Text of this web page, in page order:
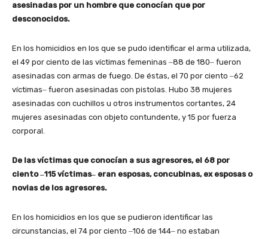
asesinadas por un hombre que conocían que por
desconocidos.
En los homicidios en los que se pudo identificar el arma utilizada,
el 49 por ciento de las víctimas femeninas ‒88 de 180‒ fueron
asesinadas con armas de fuego. De éstas, el 70 por ciento ‒62
víctimas‒ fueron asesinadas con pistolas. Hubo 38 mujeres
asesinadas con cuchillos u otros instrumentos cortantes, 24
mujeres asesinadas con objeto contundente, y 15 por fuerza
corporal.
De las víctimas que conocían a sus agresores, el 68 por
ciento ‒115 víctimas‒ eran esposas, concubinas, ex esposas o
novias de los agresores.
En los homicidios en los que se pudieron identificar las
circunstancias, el 74 por ciento ‒106 de 144‒ no estaban